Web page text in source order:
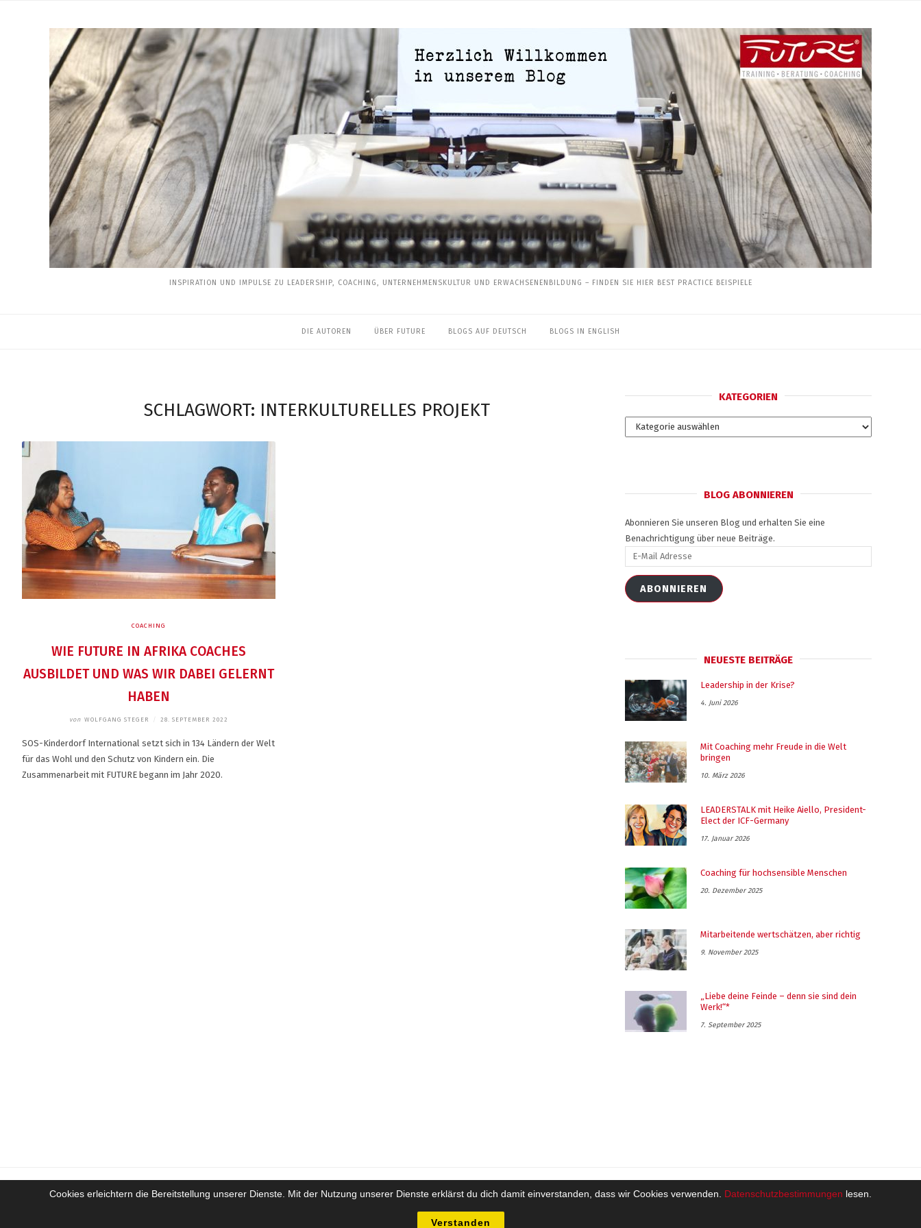
INSPIRATION UND IMPULSE ZU LEADERSHIP, COACHING, UNTERNEHMENSKULTUR UND ERWACHSENENBILDUNG – FINDEN SIE HIER BEST PRACTICE BEISPIELE
DIE AUTOREN ÜBER FUTURE BLOGS AUF DEUTSCH BLOGS IN ENGLISH
SCHLAGWORT: INTERKULTURELLES PROJEKT
COACHING
WIE FUTURE IN AFRIKA COACHES
AUSBILDET UND WAS WIR DABEI GELERNT
HABEN
von WOLFGANG STEGER 28. SEPTEMBER 2022
SOS-Kinderdorf International setzt sich in 134 Ländern der Welt
für das Wohl und den Schutz von Kindern ein. Die
Zusammenarbeit mit FUTURE begann im Jahr 2020.
KATEGORIEN
Kategorien
BLOG ABONNIEREN
Abonnieren Sie unseren Blog und erhalten Sie eine
Benachrichtigung über neue Beiträge.
Mail
AdresseABONNIEREN
NEUESTE BEITRÄGE
Leadership in der Krise?
4. Juni 2026
Mit Coaching mehr Freude in die Welt
bringen
10. März 2026
LEADERSTALK mit Heike Aiello, President-
Elect der ICF-Germany
17. Januar 2026
Coaching für hochsensible Menschen
20. Dezember 2025
Mitarbeitende wertschätzen, aber richtig
9. November 2025
„Liebe deine Feinde – denn sie sind dein
Werk!“*
7. September 2025
Impressum Datenschutz
Cookies erleichtern die Bereitstellung unserer Dienste. Mit der Nutzung unserer Dienste erklärst du dich damit einverstanden, dass wir Cookies verwenden. Datenschutzbestimmungen lesen.
Verstanden